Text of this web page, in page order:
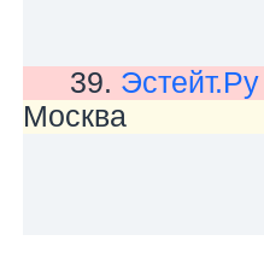
39. Эстейт.Ру
Москва